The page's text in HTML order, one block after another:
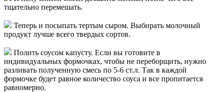
тщательно перемешать.
Теперь и посыпать тертым сыром. Выбирать молочный
продукт лучше всего твердых сортов.
Полить соусом капусту. Если вы готовите в
индивидуальных формочках, чтобы не переборщить, нужно
разливать полученную смесь по 5-6 ст.л. Так в каждой
формочке будет равное количество соуса и все пропитается
равномерно.